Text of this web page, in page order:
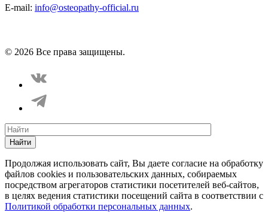
E-mail: info@osteopathy-official.ru
© 2026 Все права защищены.
Найти
Продолжая использовать сайт, Вы даете согласие на обработку
файлов cookies и пользовательских данных, собираемых
посредством агрегаторов статистики посетителей веб-сайтов,
в целях ведения статистики посещений сайта в соответствии с
Политикой обработки персональных данных.